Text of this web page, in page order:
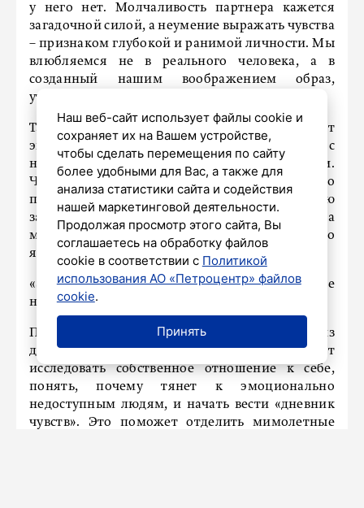
у него нет. Молчаливость партнера кажется
загадочной силой, а неумение выражать чувства
– признаком глубокой и ранимой личности. Мы
влюбляемся не в реального человека, а в
созданный нашим воображением образ,
уточняет эксперт.
Также имеет место зависимость от
эмоциональных горок, так как отношения с
недоступным партнером не бывают ровными.
Чередование безразличия и редкого
проявления тепла вызывает сильную
зависимость. Мозг запоминает, что за
мучительным ожиданием следует короткая, но
яркая награда.
«Это истощает, но бросить это уже
невозможно», – подчеркивает психолог.
По ее словам, часто такой сценарий тянется из
детства или предыдущего опыта. Следует
исследовать собственное отношение к себе,
понять, почему тянет к эмоционально
недоступным людям, и начать вести «дневник
чувств». Это поможет отделить мимолетные
Наш веб-сайт использует файлы cookie и
сохраняет их на Вашем устройстве,
чтобы сделать перемещения по сайту
более удобными для Вас, а также для
анализа статистики сайта и содействия
нашей маркетинговой деятельности.
Продолжая просмотр этого сайта, Вы
соглашаетесь на обработку файлов
cookie в соответствии с Политикой
использования АО «Петроцентр» файлов
cookie.
Принять